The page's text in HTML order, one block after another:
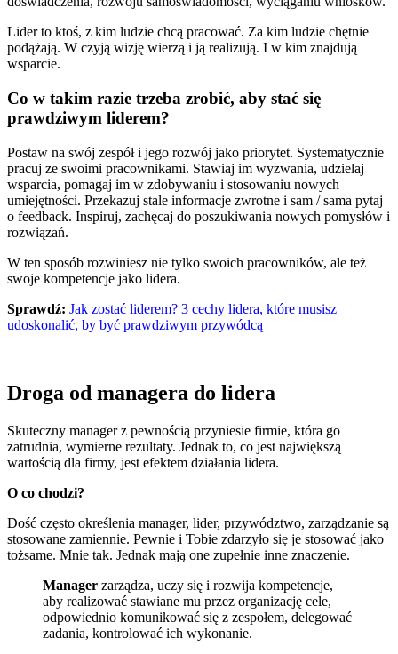
Lider to ktoś, z kim ludzie chcą pracować. Za kim ludzie chętnie
podążają. W czyją wizję wierzą i ją realizują. I w kim znajdują
wsparcie.
Co w takim razie trzeba zrobić, aby stać się
prawdziwym liderem?
Postaw na swój zespół i jego rozwój jako priorytet. Systematycznie
pracuj ze swoimi pracownikami. Stawiaj im wyzwania, udzielaj
wsparcia, pomagaj im w zdobywaniu i stosowaniu nowych
umiejętności. Przekazuj stale informacje zwrotne i sam / sama pytaj
o feedback. Inspiruj, zachęcaj do poszukiwania nowych pomysłów i
rozwiązań.
W ten sposób rozwiniesz nie tylko swoich pracowników, ale też
swoje kompetencje jako lidera.
Sprawdź: Jak zostać liderem? 3 cechy lidera, które musisz
udoskonalić, by być prawdziwym przywódcą
Droga od managera do lidera
Skuteczny manager z pewnością przyniesie firmie, która go
zatrudnia, wymierne rezultaty. Jednak to, co jest największą
wartością dla firmy, jest efektem działania lidera.
O co chodzi?
Dość często określenia manager, lider, przywództwo, zarządzanie są
stosowane zamiennie. Pewnie i Tobie zdarzyło się je stosować jako
tożsame. Mnie tak. Jednak mają one zupełnie inne znaczenie.
Manager zarządza, uczy się i rozwija kompetencje,
aby realizować stawiane mu przez organizację cele,
odpowiednio komunikować się z zespołem, delegować
zadania, kontrolować ich wykonanie.